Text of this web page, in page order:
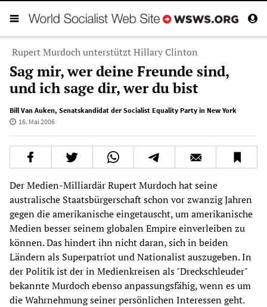
Rupert Murdoch unterstützt Hillary Clinton
Sag mir, wer deine Freunde sind,
und ich sage dir, wer du bist
Bill Van Auken, Senatskandidat der Socialist Equality Party in New York
16. Mai 2006
Der Medien-Milliardär Rupert Murdoch hat seine
australische Staatsbürgerschaft schon vor zwanzig Jahren
gegen die amerikanische eingetauscht, um amerikanische
Medien besser seinem globalen Empire einverleiben zu
können. Das hindert ihn nicht daran, sich in beiden
Ländern als Superpatriot und Nationalist auszugeben. In
der Politik ist der in Medienkreisen als "Dreckschleuder"
bekannte Murdoch ebenso anpassungsfähig, wenn es um
die Wahrnehmung seiner persönlichen Interessen geht.